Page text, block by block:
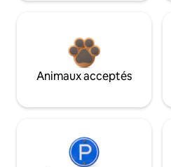
Animaux acceptés